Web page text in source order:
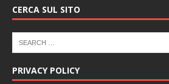
CERCA SUL SITO
PRIVACY POLICY